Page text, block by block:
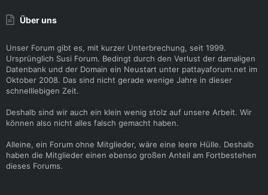
Über uns
Unser Forum gibt es, mit kurzer Unterbrechung, seit 1999.
Ursprünglich Susi Forum. Bedingt durch den Verlust der damaligen
Datenbank und der Domain ein Neustart unter pattayaforum.net im
Oktober 2008. Das sind nicht gerade wenige Jahre in dieser
schnelllebigen Zeit.
Deshalb sind wir auch ein klein wenig stolz auf unsere Arbeit. Wir
können also nicht alles falsch gemacht haben.
Alleine, ein Forum ohne Mitglieder, wäre eine leere Hülle. Deshalb
haben die Mitglieder einen ebenso großen Anteil am Fortbestehen
dieses Forums.